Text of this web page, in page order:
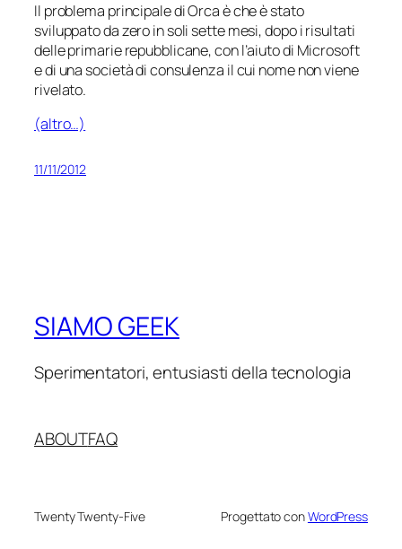
Il problema principale di Orca è che è stato
sviluppato da zero in soli sette mesi, dopo i risultati
delle primarie repubblicane, con l’aiuto di Microsoft
e di una società di consulenza il cui nome non viene
rivelato.
(altro…)
11/11/2012
SIAMO GEEK
Sperimentatori, entusiasti della tecnologia
ABOUTFAQ
Twenty Twenty-Five Progettato conWordPress